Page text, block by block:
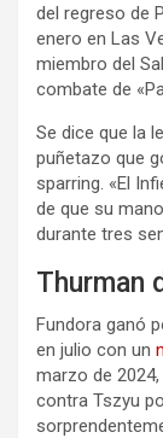
del regreso de
enero en Las
miembro del
combate de
Se dice que la
puñetazo que
sparring. «El
de que su
durante tres
Thurman
Fundora ganó
en julio con un
marzo de
contra Tszyu